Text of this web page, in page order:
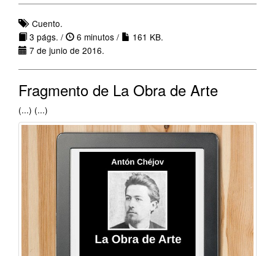
Cuento.
3 págs. /
6 minutos /
161 KB.
7 de junio de 2016.
Fragmento de La Obra de Arte
(...) (...)